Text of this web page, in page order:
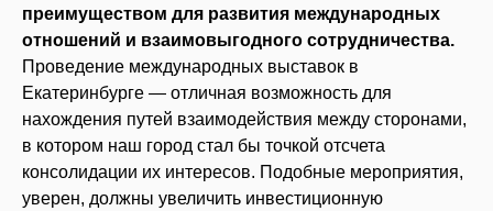
преимуществом для развития международных
отношений и взаимовыгодного сотрудничества.
Проведение международных выставок в
Екатеринбурге — отличная возможность для
нахождения путей взаимодействия между сторонами,
в котором наш город стал бы точкой отсчета
консолидации их интересов. Подобные мероприятия,
уверен, должны увеличить инвестиционную